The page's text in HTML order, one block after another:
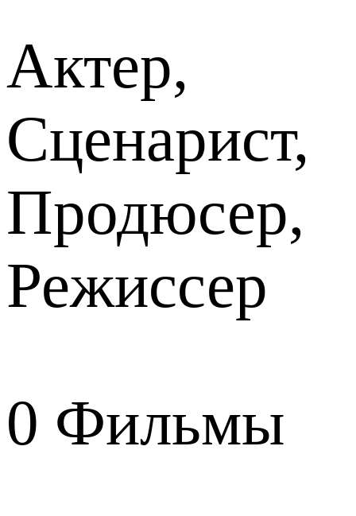
Актер,
Сценарист,
Продюсер,
Режиссер
0 Фильмы